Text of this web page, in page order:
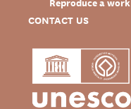
CONTACT US